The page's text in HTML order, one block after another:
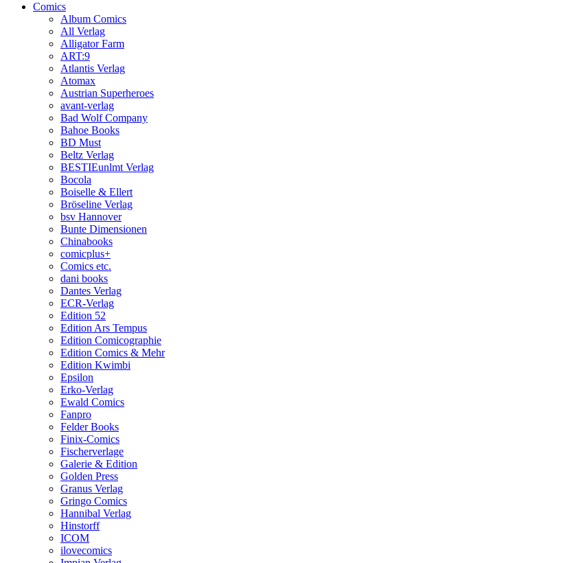
Comics
Album Comics
All Verlag
Alligator Farm
ART:9
Atlantis Verlag
Atomax
Austrian Superheroes
avant-verlag
Bad Wolf Company
Bahoe Books
BD Must
Beltz Verlag
BESTIEunlmt Verlag
Bocola
Boiselle & Ellert
Bröseline Verlag
bsv Hannover
Bunte Dimensionen
Chinabooks
comicplus+
Comics etc.
dani books
Dantes Verlag
ECR-Verlag
Edition 52
Edition Ars Tempus
Edition Comicographie
Edition Comics & Mehr
Edition Kwimbi
Epsilon
Erko-Verlag
Ewald Comics
Fanpro
Felder Books
Finix-Comics
Fischerverlage
Galerie & Edition
Golden Press
Granus Verlag
Gringo Comics
Hannibal Verlag
Hinstorff
ICOM
ilovecomics